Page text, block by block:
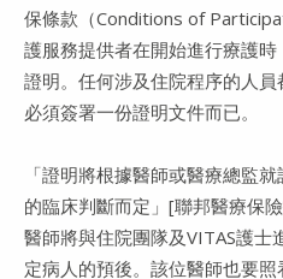
保條款（Conditions of
護服務提供者在開始進行療護
證明。任何涉及住院程序的人
必須簽署一份證明文件而已。
「證明將根據醫師或醫療總監
的臨床判斷而定」[聯邦醫療保
醫師將與住院團隊及VITAS護士
定病人的預後。該位醫師也要